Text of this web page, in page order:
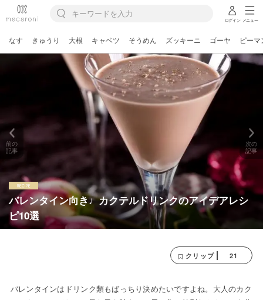
ログイン メニュー
なす きゅうり 大根 キャベツ そうめん ズッキーニ ゴーヤ ピーマ
バレンタイン向き♩カクテルドリンクのアイデアレシ
ピ10選
前の
記事
次の
記事
クリップ 21
バレンタインはドリンク類もばっちり決めたいですよね。大人のカク